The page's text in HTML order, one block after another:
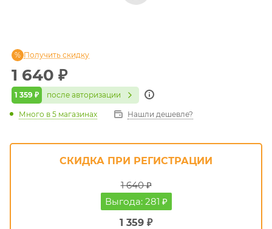
1 640 ₽
1 359 ₽ после авторизации
Получить скидку
Много в 5 магазинах Нашли дешевле?
СКИДКА ПРИ РЕГИСТРАЦИИ
1 640 ₽
Выгода: 281 ₽
1 359 ₽